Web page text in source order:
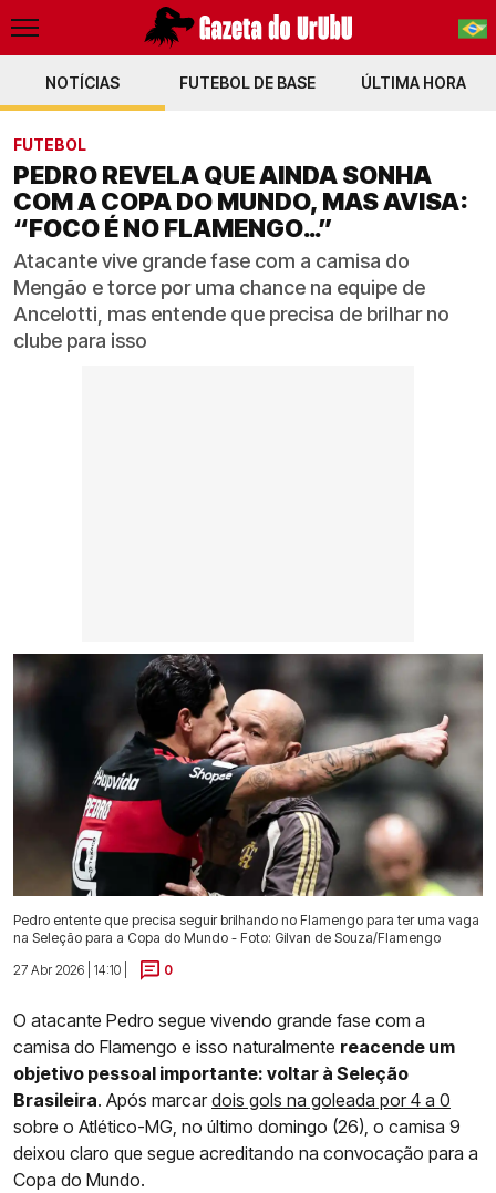
PT-BR
NOTÍCIAS FUTEBOL DE BASE ÚLTIMA HORA
FUTEBOL
PEDRO REVELA QUE AINDA SONHA
COM A COPA DO MUNDO, MAS AVISA:
“FOCO É NO FLAMENGO…”
Atacante vive grande fase com a camisa do
Mengão e torce por uma chance na equipe de
Ancelotti, mas entende que precisa de brilhar no
clube para isso
Pedro entente que precisa seguir brilhando no Flamengo para ter uma vaga
na Seleção para a Copa do Mundo - Foto: Gilvan de Souza/Flamengo
27 Abr 2026 | 14:10 |
0
O atacante Pedro segue vivendo grande fase com a
camisa do Flamengo e isso naturalmente reacende um
objetivo pessoal importante: voltar à Seleção
Brasileira. Após marcardois gols na goleada por 4 a 0
sobre o Atlético-MG, no último domingo (26), o camisa 9
deixou claro que segue acreditando na convocação para a
Copa do Mundo.